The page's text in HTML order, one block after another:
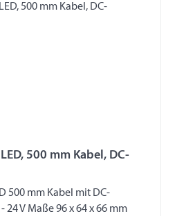
500 mm Kabel, DC-
V Maße 96 x 64 x 66 mm